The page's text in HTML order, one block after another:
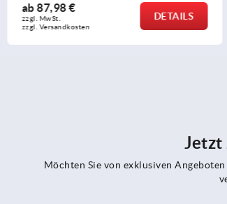
DETAILS
165,36 €
zzgl. Versandkosten
Jetzt
Möchten Sie von exklusiven